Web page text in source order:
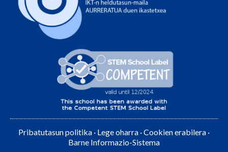
Pribatutasun politika · Lege oharra ·Cookien erabilera ·
Barne Informazio-Sistema